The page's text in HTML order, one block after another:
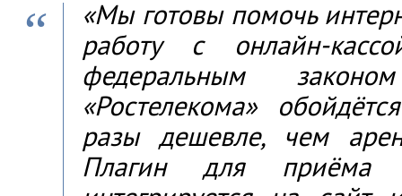
«Мы готовы помочь
работу с онлайн-
федеральным
«Ростелекома»
разы дешевле, чем
Плагин для приёма